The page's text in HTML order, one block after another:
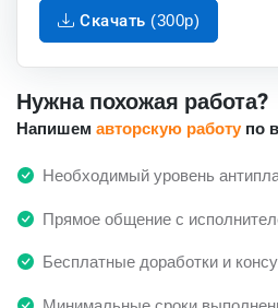
Скачать (300p)
Нужна похожая работа?
Напишем авторскую работу по
Необходимый уровень
Прямое общение с
Бесплатные доработки и